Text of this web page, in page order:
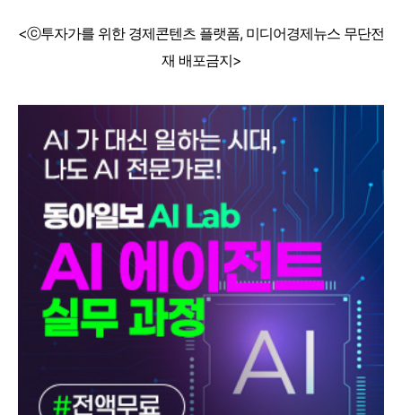
<ⓒ투자가를 위한 경제콘텐츠 플랫폼, 미디어경제뉴스 무단전
재 배포금지>